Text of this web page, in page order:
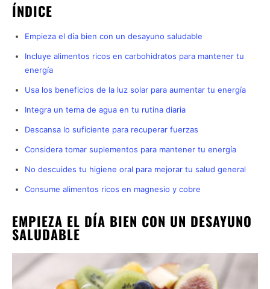
ÍNDICE
Empieza el día bien con un desayuno saludable
Incluye alimentos ricos en carbohidratos para mantener tu
energía
Usa los beneficios de la luz solar para aumentar tu energía
Integra un tema de agua en tu rutina diaria
Descansa lo suficiente para recuperar fuerzas
Considera tomar suplementos para mantener tu energía
No descuides tu higiene oral para mejorar tu salud general
Consume alimentos ricos en magnesio y cobre
EMPIEZA EL DÍA BIEN CON UN DESAYUNO
SALUDABLE